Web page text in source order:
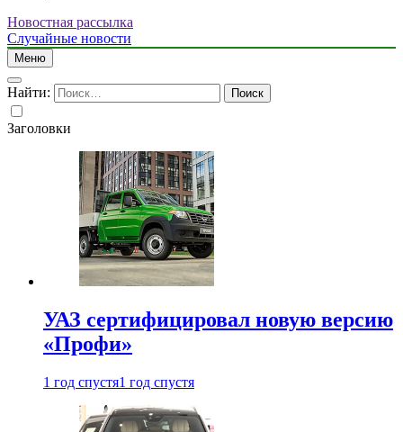
Новостная рассылка
Случайные новости
Меню
Найти:
Заголовки
УАЗ сертифицировал новую версию
«Профи»
1 год спустя1 год спустя